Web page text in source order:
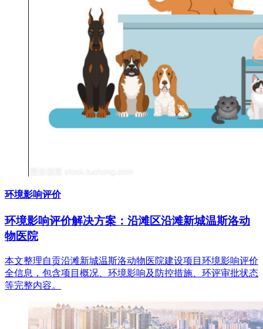
环境影响评价
环境影响评价解决方案：沿滩区沿滩新城温斯洛动
物医院
本文整理自贡沿滩新城温斯洛动物医院建设项目环境影响评价
全信息，包含项目概况、环境影响及防控措施、环评审批状态
等完整内容。